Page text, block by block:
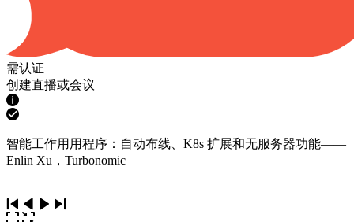
需认证
创建直播或会议
智能工作用用程序：自动布线、K8s 扩展和无服务器功能——
Enlin Xu，Turbonomic